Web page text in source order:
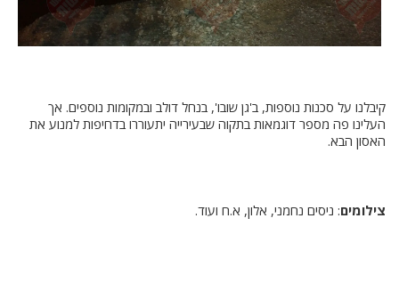
קיבלנו על סכנות נוספות, ב'גן שובו', בנחל דולב ובמקומות נוספים. אך
העלינו פה מספר דוגמאות בתקוה שבעירייה יתעוררו בדחיפות למנוע את
האסון הבא.
צילומים: ניסים נחמני, אלון, א.ח ועוד.